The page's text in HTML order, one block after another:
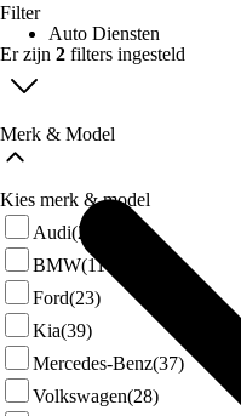
Auto Diensten
Filter
Er zijn 2 filters ingesteld
Merk & Model
Kies merk & model
Audi(27)
BMW(114)
Ford(23)
Kia(39)
Mercedes-Benz(37)
Volkswagen(28)